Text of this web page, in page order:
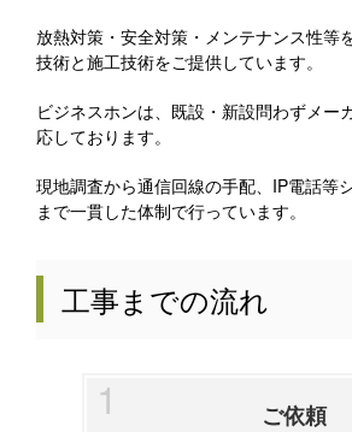
放熱対策・安全対策・メンテナンス性等
技術と施工技術をご提供しています。
ビジネスホンは、既設・新設問わずメー
応しております。
現地調査から通信回線の手配、IP電話等
まで一貫した体制で行っています。
工事までの流れ
ご依頼